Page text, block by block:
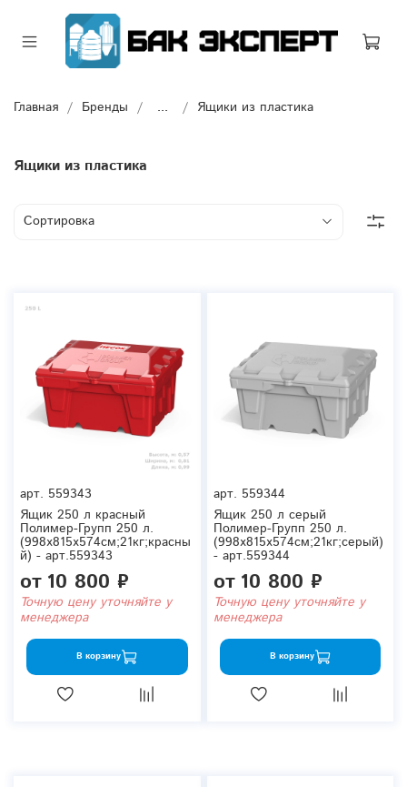
Главная Бренды ... Ящики из пластика
Ящики из пластика
арт. 559343
Ящик 250 л красный
Полимер-Групп 250 л.
(998x815x574см;21кг;красны
й) - арт.559343
от 10 800 ₽
Точную цену уточняйте у
менеджера
В корзину
арт. 559344
Ящик 250 л серый
Полимер-Групп 250 л.
(998x815x574см;21кг;серый)
- арт.559344
от 10 800 ₽
Точную цену уточняйте у
менеджера
В корзину